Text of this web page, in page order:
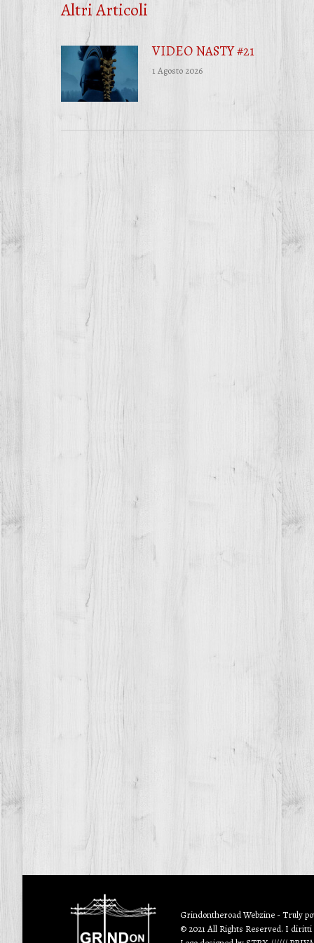
Altri Articoli
VIDEO NASTY #21
1 Agosto 2026
Grindontheroad Webzine - Truly
© 2021 All Rights Reserved. I